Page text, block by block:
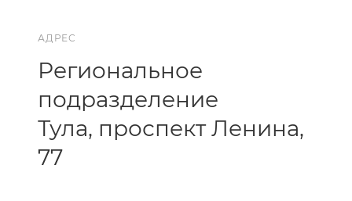
АДРЕС
Региональное
подразделение
Тула, проспект Ленина,
77